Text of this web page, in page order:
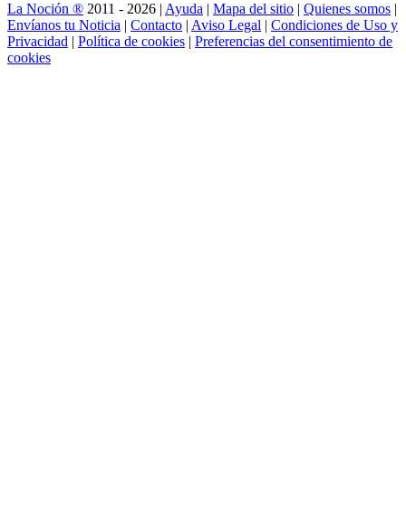
La Noción ® 2011 - 2026 | Ayuda | Mapa del sitio | Quienes somos |
Envíanos tu Noticia | Contacto | Aviso Legal | Condiciones de Uso y
Privacidad | Política de cookies | Preferencias del consentimiento de
cookies